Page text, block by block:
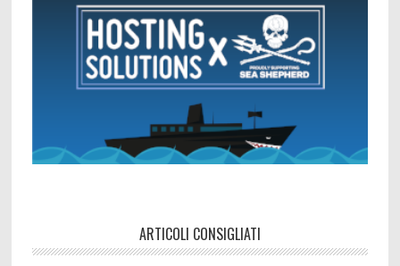
ARTICOLI CONSIGLIATI